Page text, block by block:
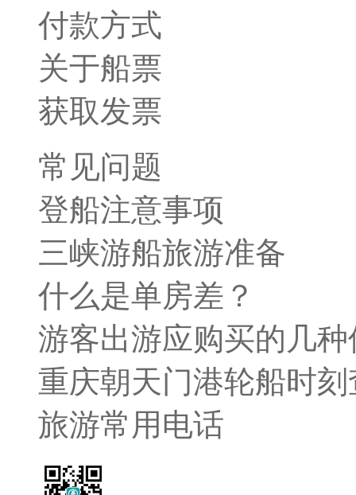
付款方式
关于船票
获取发票
常见问题
登船注意事项
三峡游船旅游准备
什么是单房差？
游客出游应购买的几种
重庆朝天门港轮船时
旅游常用电话